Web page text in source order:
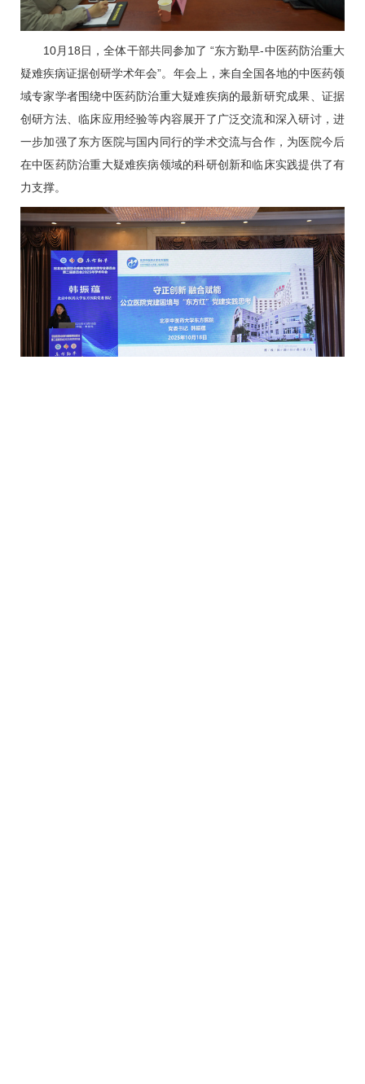
10月18日，全体干部共同参加了 “东方勤早-中医药防治重大
疑难疾病证据创研学术年会”。年会上，来自全国各地的中医药领
域专家学者围绕中医药防治重大疑难疾病的最新研究成果、证据
创研方法、临床应用经验等内容展开了广泛交流和深入研讨，进
一步加强了东方医院与国内同行的学术交流与合作，为医院今后
在中医药防治重大疑难疾病领域的科研创新和临床实践提供了有
力支撑。